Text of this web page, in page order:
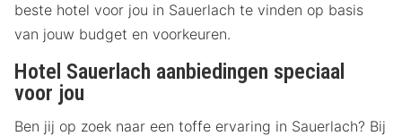
beste hotel voor jou in Sauerlach te vinden op basis
van jouw budget en voorkeuren.
Hotel Sauerlach aanbiedingen speciaal
voor jou
Ben jij op zoek naar een toffe ervaring in Sauerlach? Bij